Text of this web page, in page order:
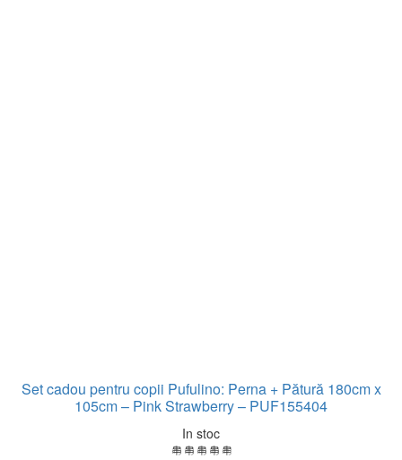
Set cadou pentru copii Pufulino: Perna + Pătură 180cm x
105cm – Pink Strawberry – PUF155404
In stoc